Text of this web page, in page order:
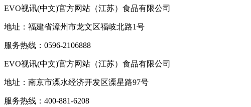
EVO视讯(中文)官方网站（江苏）食品有限公司
地址：福建省漳州市龙文区福岐北路1号
服务热线：0596-2106888
EVO视讯(中文)官方网站（江苏）食品有限公司
地址：南京市溧水经济开发区溧星路97号
服务热线：400-881-6208